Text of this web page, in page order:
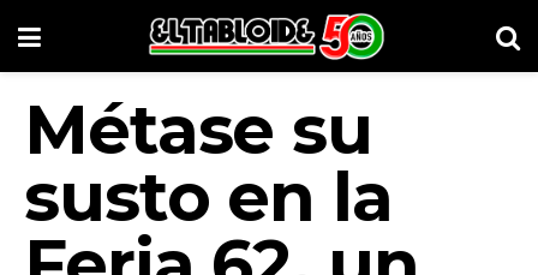
Métase su
susto en la